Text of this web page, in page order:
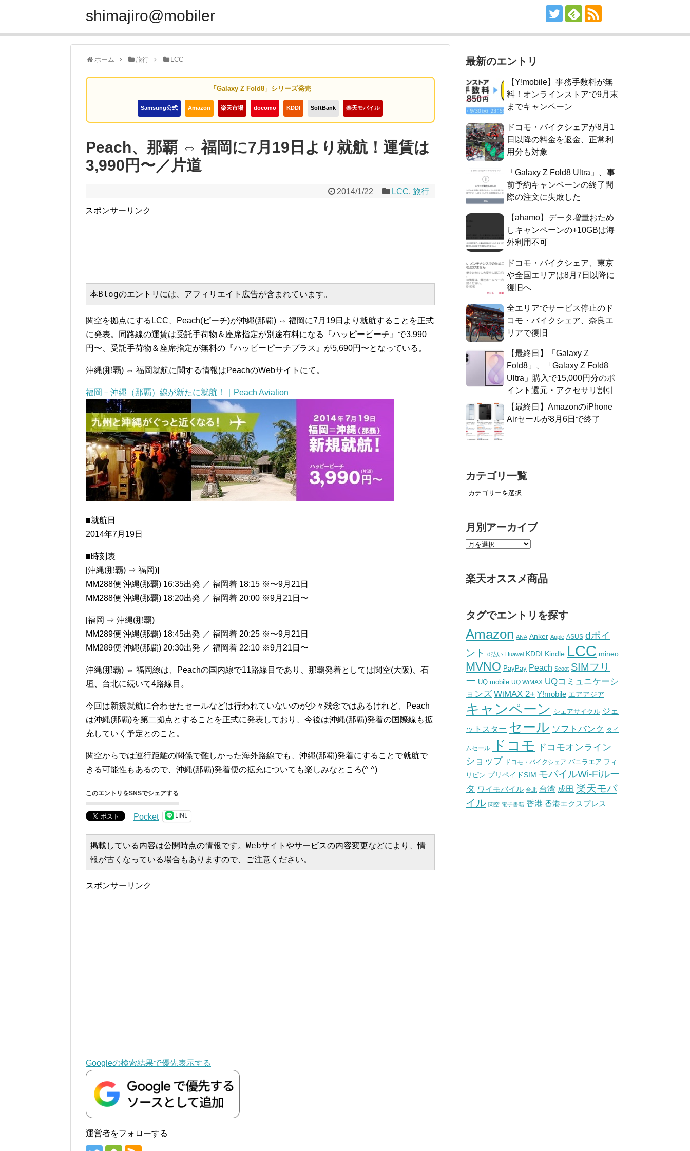
shimajiro@mobiler
ホーム 旅行 LCC
「Galaxy Z Fold8」シリーズ発売
Samsung公式 Amazon 楽天市場 docomo KDDI SoftBank 楽天モバイル
Peach、那覇 ⇔ 福岡に7月19日より就航！運賃は
3,990円〜／片道
2014/1/22 LCC, 旅行
スポンサーリンク
本Blogのエントリには、アフィリエイト広告が含まれています。
関空を拠点にするLCC、Peach(ピーチ)が沖縄(那覇) ⇔ 福岡に7月19日より就航することを正式
に発表。同路線の運賃は受託手荷物＆座席指定が別途有料になる『ハッピーピーチ』で3,990
円〜、受託手荷物＆座席指定が無料の『ハッピーピーチプラス』が5,690円〜となっている。
沖縄(那覇) ⇔ 福岡就航に関する情報はPeachのWebサイトにて。
福岡－沖縄（那覇）線が新たに就航！｜Peach Aviation
■就航日
2014年7月19日
■時刻表
[沖縄(那覇) ⇒ 福岡)]
MM288便 沖縄(那覇) 16:35出発 ／ 福岡着 18:15 ※〜9月21日
MM288便 沖縄(那覇) 18:20出発 ／ 福岡着 20:00 ※9月21日〜
[福岡 ⇒ 沖縄(那覇)
MM289便 沖縄(那覇) 18:45出発 ／ 福岡着 20:25 ※〜9月21日
MM289便 沖縄(那覇) 20:30出発 ／ 福岡着 22:10 ※9月21日〜
沖縄(那覇) ⇔ 福岡線は、Peachの国内線で11路線目であり、那覇発着としては関空(大阪)、石
垣、台北に続いて4路線目。
今回は新規就航に合わせたセールなどは行われていないのが少々残念ではあるけれど、Peach
は沖縄(那覇)を第二拠点とすることを正式に発表しており、今後は沖縄(那覇)発着の国際線も拡
充していく予定とのこと。
関空からでは運行距離の関係で難しかった海外路線でも、沖縄(那覇)発着にすることで就航で
きる可能性もあるので、沖縄(那覇)発着便の拡充についても楽しみなところ(^ ^)
このエントリをSNSでシェアする
Pocket LINE
掲載している内容は公開時点の情報です。Webサイトやサービスの内容変更などにより、情
報が古くなっている場合もありますので、ご注意ください。
スポンサーリンク
Googleの検索結果で優先表示する
運営者をフォローする
最新のエントリ
【Y!mobile】事務手数料が無
料！オンラインストアで9月末
までキャンペーン
ドコモ・バイクシェアが8月1
日以降の料金を返金、正常利
用分も対象
「Galaxy Z Fold8 Ultra」、事
前予約キャンペーンの終了間
際の注文に失敗した
【ahamo】データ増量おため
しキャンペーンの+10GBは海
外利用不可
ドコモ・バイクシェア、東京
や全国エリアは8月7日以降に
復旧へ
全エリアでサービス停止のド
コモ・バイクシェア、奈良エ
リアで復旧
【最終日】「Galaxy Z
Fold8」、「Galaxy Z Fold8
Ultra」購入で15,000円分のポ
イント還元・アクセサリ割引
【最終日】AmazonのiPhone
Airセールが8月6日で終了
カテゴリ一覧
月別アーカイブ
楽天オススメ商品
タグでエントリを探す
Amazon ANA Anker Apple ASUS dポイ
ント
d払い Huawei KDDI Kindle LCC mineo
MVNO PayPay Peach Scoot SIMフリ
ー UQ mobile UQ WiMAX UQコミュニケーシ
ョンズ WiMAX 2+ Y!mobile エアアジア
キャンペーン シェアサイクル ジェ
ットスター セール ソフトバンク タイ
ムセール ドコモ
ドコモオンライン
ショップ ドコモ・バイクシェア バニラエア フィ
リピン プリペイドSIM モバイルWi-Fiルー
タ ワイモバイル 台北 台湾 成田 楽天モバ
イル 関空 電子書籍 香港 香港エクスプレス